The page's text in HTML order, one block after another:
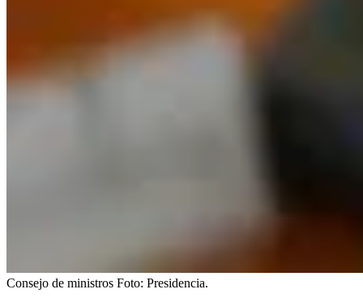
Consejo de ministros Foto: Presidencia.